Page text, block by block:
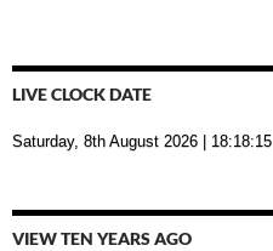
LIVE CLOCK DATE
Saturday, 8th August 2026 | 18:18:16
VIEW TEN YEARS AGO